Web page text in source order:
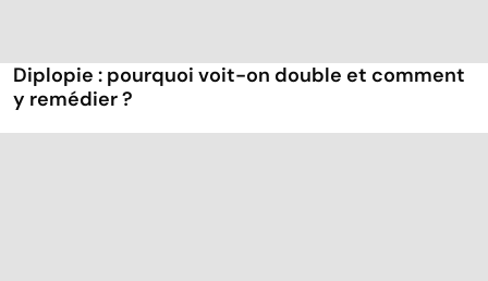
Diplopie : pourquoi voit-on double et comment
y remédier ?